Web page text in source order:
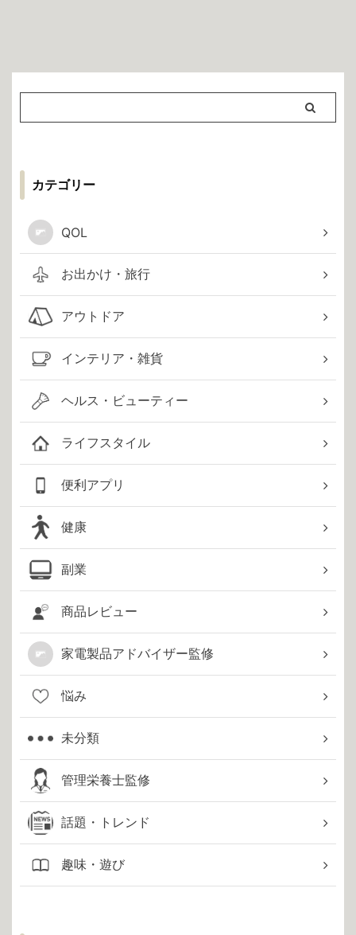
カテゴリー
QOL
お出かけ・旅行
アウトドア
インテリア・雑貨
ヘルス・ビューティー
ライフスタイル
便利アプリ
健康
副業
商品レビュー
家電製品アドバイザー監修
悩み
未分類
管理栄養士監修
話題・トレンド
趣味・遊び